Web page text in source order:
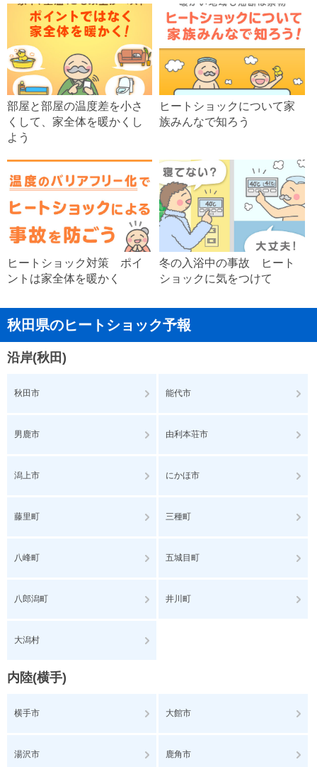
部屋と部屋の温度差を小さ
くして、家全体を暖かくし
よう
ヒートショックについて家
族みんなで知ろう
ヒートショック対策 ポイ
ントは家全体を暖かく
冬の入浴中の事故 ヒート
ショックに気をつけて
秋田県のヒートショック予報
沿岸(秋田)
秋田市 能代市
男鹿市 由利本荘市
潟上市 にかほ市
藤里町 三種町
八峰町 五城目町
八郎潟町 井川町
大潟村
内陸(横手)
横手市 大館市
湯沢市 鹿角市